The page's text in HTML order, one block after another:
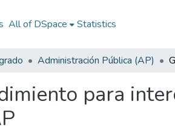
All of DSpace Statistics
Administración Pública (AP)
para